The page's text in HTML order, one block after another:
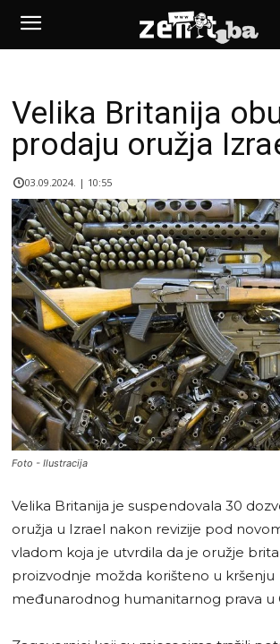
Velika Britanija
prodaju oružja
03.09.2024. | 10:55
Foto - Ilustracija
Velika Britanija je suspendovala 30
oružja u Izrael nakon revizije pod
vladom koja je utvrdila da je oružje
proizvodnje možda korišteno u kršenju
međunarodnog humanitarnog prava u